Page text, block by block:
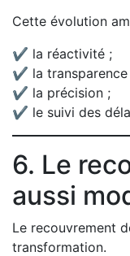
Cette évolution
✔ la réactivité ;
✔ la transparence
✔ la précision ;
✔ le suivi des
6. Le
aussi
Le recouvrement
transformation.